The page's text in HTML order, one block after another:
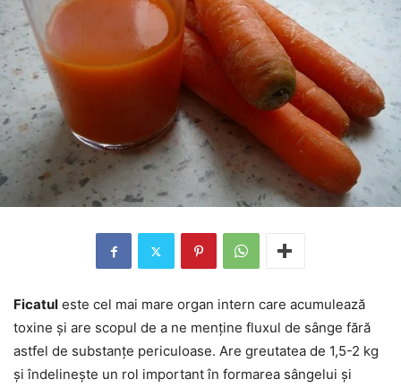
Ficatul este cel mai mare organ intern care acumulează
toxine și are scopul de a ne menține fluxul de sânge fără
astfel de substanțe periculoase. Are greutatea de 1,5-2 kg
și îndelinește un rol important în formarea sângelui și